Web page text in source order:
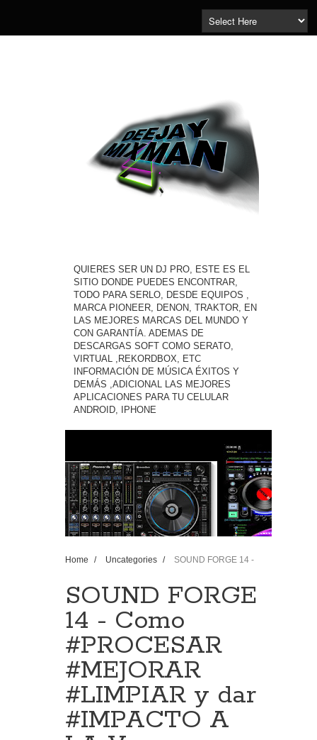
QUIERES SER UN DJ PRO, ESTE ES EL
SITIO DONDE PUEDES ENCONTRAR,
TODO PARA SERLO, DESDE EQUIPOS ,
MARCA PIONEER, DENON, TRAKTOR, EN
LAS MEJORES MARCAS DEL MUNDO Y
CON GARANTÍA. ADEMAS DE
DESCARGAS SOFT COMO SERATO,
VIRTUAL ,REKORDBOX, ETC
INFORMACIÓN DE MÚSICA ÉXITOS Y
DEMÁS ,ADICIONAL LAS MEJORES
APLICACIONES PARA TU CELULAR
ANDROID, IPHONE
Home / Uncategories /
SOUND FORGE 14 -
SOUND FORGE
14 - Como
#PROCESAR
#MEJORAR
#LIMPIAR y dar
#IMPACTO A